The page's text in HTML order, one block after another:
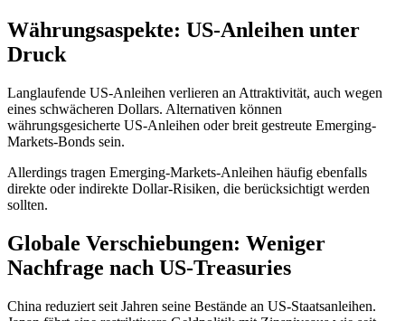
Währungsaspekte: US-Anleihen unter
Druck
Langlaufende US-Anleihen verlieren an Attraktivität, auch wegen
eines schwächeren Dollars. Alternativen können
währungsgesicherte US-Anleihen oder breit gestreute Emerging-
Markets-Bonds sein.
Allerdings tragen Emerging-Markets-Anleihen häufig ebenfalls
direkte oder indirekte Dollar-Risiken, die berücksichtigt werden
sollten.
Globale Verschiebungen: Weniger
Nachfrage nach US-Treasuries
China reduziert seit Jahren seine Bestände an US-Staatsanleihen.